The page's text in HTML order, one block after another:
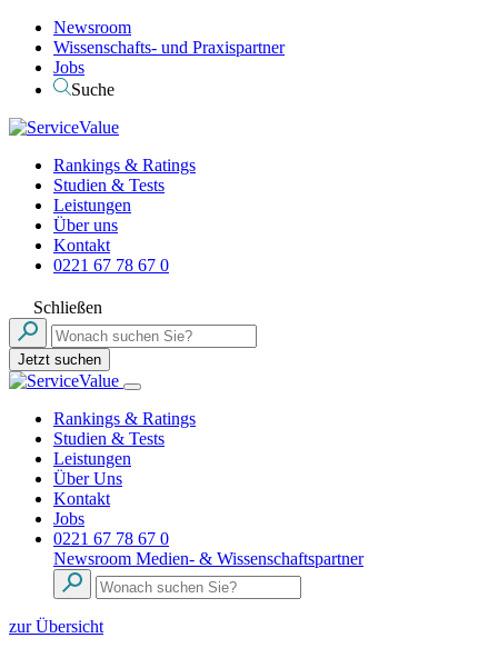
Newsroom
Wissenschafts- und Praxispartner
Jobs
Suche
Rankings & Ratings
Studien & Tests
Leistungen
Über uns
Kontakt
0221 67 78 67 0
Schließen
Jetzt suchen
Rankings & Ratings
Studien & Tests
Leistungen
Über Uns
Kontakt
Jobs
0221 67 78 67 0
Newsroom Medien- & Wissenschaftspartner
zur Übersicht